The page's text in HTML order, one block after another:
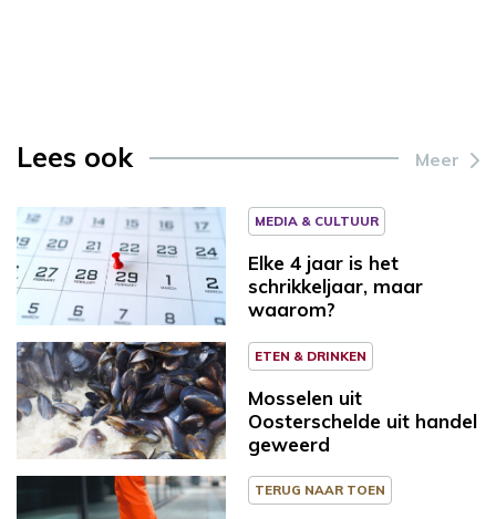
Lees ook Meer
MEDIA & CULTUUR
Elke 4 jaar is het
schrikkeljaar, maar
waarom?
ETEN & DRINKEN
Mosselen uit
Oosterschelde uit handel
geweerd
TERUG NAAR TOEN